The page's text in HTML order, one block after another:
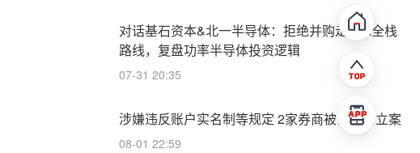
对话基石资本&北一半导体：拒绝并购走IDM全栈
路线，复盘功率半导体投资逻辑
07-31 20:35
涉嫌违反账户实名制等规定 2家券商被证监会立案
08-01 22:59